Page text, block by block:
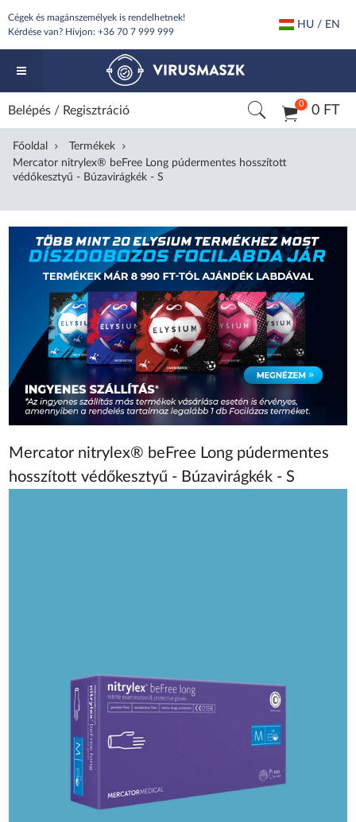
Cégek és magánszemélyek is rendelhetnek!
Kérdése van? Hívjon: +36 70 7 999 999
HU / EN
0 0 FT
Belépés / Regisztráció
Főoldal
Termékek
Mercator nitrylex® beFree Long púdermentes hosszított
védőkesztyű - Búzavirágkék - S
Mercator nitrylex® beFree Long púdermentes
hosszított védőkesztyű - Búzavirágkék - S